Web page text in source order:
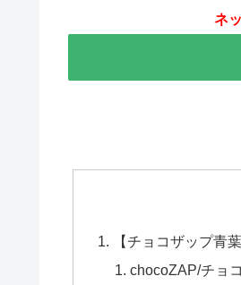
ネ
【チョコザップ青
chocoZAP/チョ